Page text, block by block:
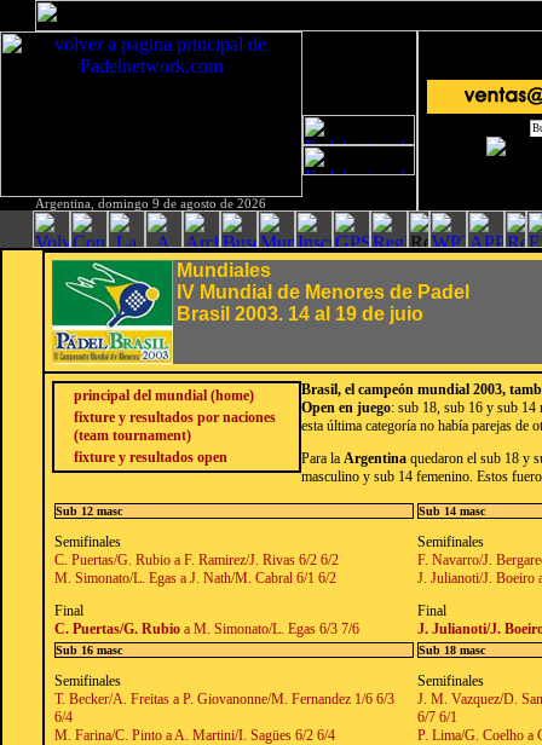
Argentina, domingo 9 de agosto de 2026
Mundiales
IV Mundial de Menores de Padel
Brasil 2003. 14 al 19 de juio
principal del mundial (home)
fixture y resultados por naciones
(team tournament)
fixture y resultados open
Brasil, el campeón mundial 2003,
Open en juego: sub 18, sub 16 y sub 14
esta última categoría no había parejas de
Para la Argentina quedaron el sub 18 y
masculino y sub 14 femenino. Estos
Sub 12 masc
Semifinales
C. Puertas/G. Rubio a F. Ramirez/J. Rivas 6/2 6/2
M. Simonato/L. Egas a J. Nath/M. Cabral 6/1 6/2
Final
C. Puertas/G. Rubio a M. Simonato/L. Egas 6/3 7/6
Sub 14 masc
Semifinales
F. Navarro/J.
J. Julianoti/J. Boeiro
Final
J. Julianoti/J.
Sub 16 masc
Semifinales
T. Becker/A. Freitas a P. Giovanonne/M. Fernandez 1/6 6/3
6/4
M. Farina/C. Pinto a A. Martini/I. Sagües 6/2 6/4
Sub 18 masc
Semifinales
J. M. Vazquez/D.
6/7 6/1
P. Lima/G. Coelho a